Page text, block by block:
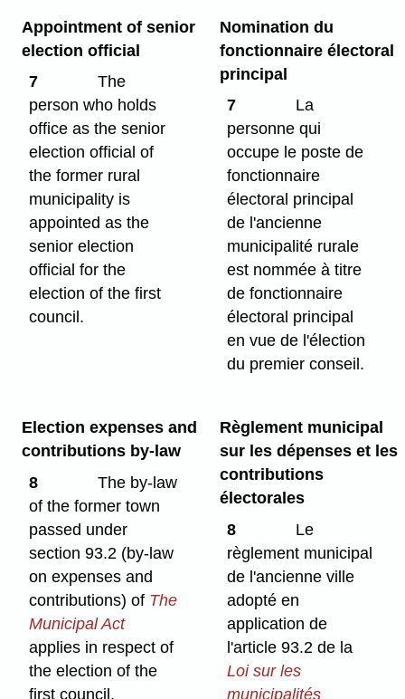
Appointment of senior
election official
7
The
person who holds
office as the senior
election official of
the former rural
municipality is
appointed as the
senior election
official for the
election of the first
council.
Nomination du
fonctionnaire électoral
principal
7
La
personne qui
occupe le poste de
fonctionnaire
électoral principal
de l'ancienne
municipalité rurale
est nommée à titre
de fonctionnaire
électoral principal
en vue de l'élection
du premier conseil.
Election expenses and
contributions by-law
8
The by-law
of the former town
passed under
section 93.2 (by-law
on expenses and
contributions) of The
Municipal Act
applies in respect of
the election of the
first council.
Règlement municipal
sur les dépenses et les
contributions
électorales
8
Le
règlement municipal
de l'ancienne ville
adopté en
application de
l'article 93.2 de la
Loi sur les
municipalités